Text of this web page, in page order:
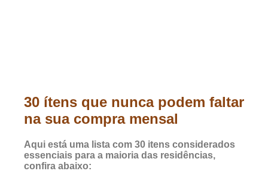
30 ítens que nunca podem faltar
na sua compra mensal
Aqui está uma lista com 30 itens considerados
essenciais para a maioria das residências,
confira abaixo: